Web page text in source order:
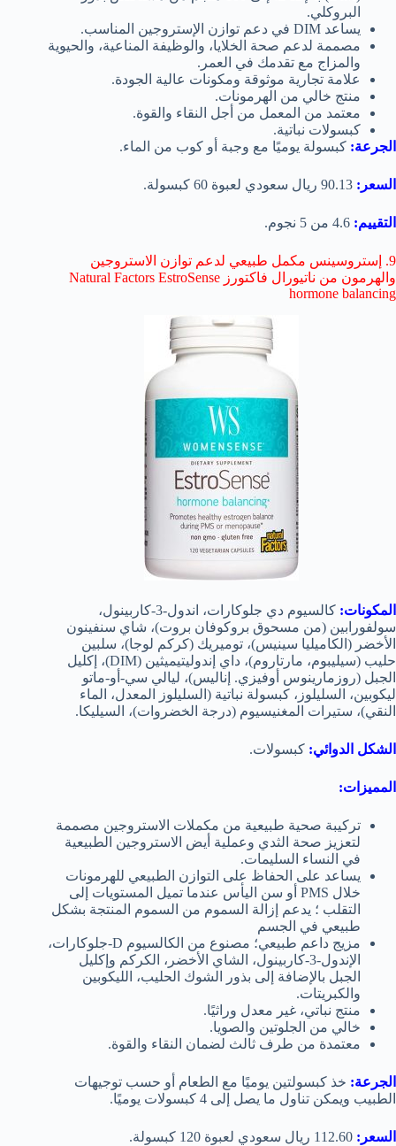
البروكلي.
يساعد DIM في دعم توازن الإستروجين المناسب.
مصممة لدعم صحة الخلايا، والوظيفة المناعية، والحيوية
والمزاج مع تقدمك في العمر.
علامة تجارية موثوقة ومكونات عالية الجودة.
منتج خالي من الهرمونات.
معتمد من المعمل من أجل النقاء والقوة.
كبسولات نباتية.
الجرعة: كبسولة يوميًا مع وجبة أو كوب من الماء.
السعر:
التقييم: 4.6 من 5 نجوم.
9. إستروسينس مكمل طبيعي لدعم توازن الاستروجين
والهرمون من ناتيورال فاكتورز Natural Factors EstroSense
hormone balancing
المكونات:
كالسيوم دي جلوكارات، اندول-3-كاربينول،
سولفورابين (من مسحوق بروكوفان بروت)، شاي سنفينون
الأخضر (الكاميليا سينيس)، توميريك (كركم لوجا)، سلبين
حليب (سيليبوم، مارتاروم)، داي إندوليتيميثين (DIM)، إكليل
الجبل (روزمارينوس أوفيزي. إناليس)، ليالي سي-أو-ماتو
ليكوبين، السليلوز، كبسولة نباتية (السليلوز المعدل، الماء
النقي)، ستيرات المغنيسيوم (درجة الخضروات)، السيليكا.
الشكل الدوائي: كبسولات.
المميزات:
تركيبة صحية طبيعية من مكملات الاستروجين مصممة
لتعزيز صحة الثدي وعملية أيض الاستروجين الطبيعية
في النساء السليمات.
يساعد على الحفاظ على التوازن الطبيعي للهرمونات
خلال PMS أو سن اليأس عندما تميل المستويات إلى
التقلب ؛ يدعم إزالة السموم من السموم المنتجة بشكل
طبيعي في الجسم
مزيج داعم طبيعي؛ مصنوع من الكالسيوم D-جلوكارات،
الإندول-3-كاربينول، الشاي الأخضر، الكركم وإكليل
الجبل بالإضافة إلى بذور الشوك الحليب، الليكوبين
والكبريتات.
منتج نباتي، غير معدل وراثيًا.
خالي من الجلوتين والصويا.
معتمدة من طرف ثالث لضمان النقاء والقوة.
الجرعة: خذ كبسولتين يوميًا مع الطعام أو حسب توجيهات
الطبيب ويمكن تناول ما يصل إلى 4 كبسولات يوميًا.
السعر: 112.60 ريال سعودي لعبوة 120 كبسولة.